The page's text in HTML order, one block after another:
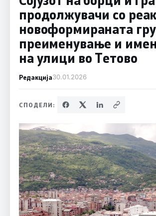
продолжувачи со
новоформираната
преименување и
на улици во Тетово
Редакција30.01.2026
СПОДЕЛИ: